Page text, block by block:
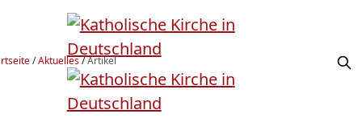
/Aktuelles/Artikel